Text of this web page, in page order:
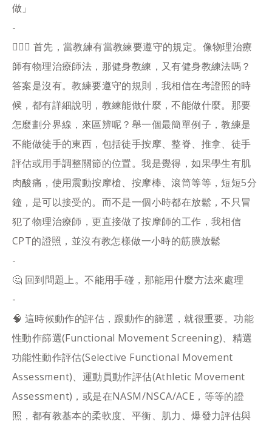
做」
-
👨🏻‍⚕️ 首先，當教練有當教練要遵守的規定。像物理治療
師有物理治療師法，那健身教練，又有健身教練法嗎？
答案是沒有。教練要遵守的規則，我相信在考證照的時
候，都有詳細說明，教練能做什麼，不能做什麼。那要
怎麼劃分界線，來區辨呢？舉一個最簡單例子，教練是
不能做徒手的東西，包括徒手按摩、整脊、推拿、徒手
評估或用手調整關節的位置。我是覺得，如果學生有肌
肉酸痛，使用震動按摩槍、按摩棒、滾筒等等，短短5分
鐘，是可以接受的。而不是一個小時都在放鬆，不只冒
犯了物理治療師，更直接做了按摩師的工作，我相信
CPT的證照，並沒有教怎樣做一小時的筋膜放鬆
-
🤔 回到問題上。不能用手碰，那能用什麼方法來處理
-
🧠 這時候動作的評估，跟動作的篩選，就很重要。功能
性動作篩選(Functional Movement Screening)、精選
功能性動作評估(Selective Functional Movement
Assessment)、運動員動作評估(Athletic Movement
Assessment)，或是在NASM/NSCA/ACE，等等的證
照，都有教基本的柔軟度、平衡、肌力、爆發力評估與